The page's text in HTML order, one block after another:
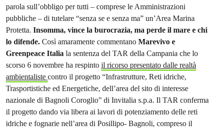
parola sull’obbligo per tutti – comprese le Amministrazioni
pubbliche – di tutelare “senza se e senza ma” un’Area Marina
Protetta. Insomma, vince la burocrazia, ma perde il mare e chi
lo difende. Così amaramente commentano Marevivo e
Greenpeace Italia la sentenza del TAR della Campania che lo
scorso 6 novembre ha respinto il ricorso presentato dalle realtà
ambientaliste contro il progetto “Infrastrutture, Reti idriche,
Trasportistiche ed Energetiche, dell’area del sito di interesse
nazionale di Bagnoli Coroglio” di Invitalia s.p.a. Il TAR conferma
il progetto dando via libera ai lavori di potenziamento delle reti
idriche e fognarie nell’area di Posillipo- Bagnoli, compreso il